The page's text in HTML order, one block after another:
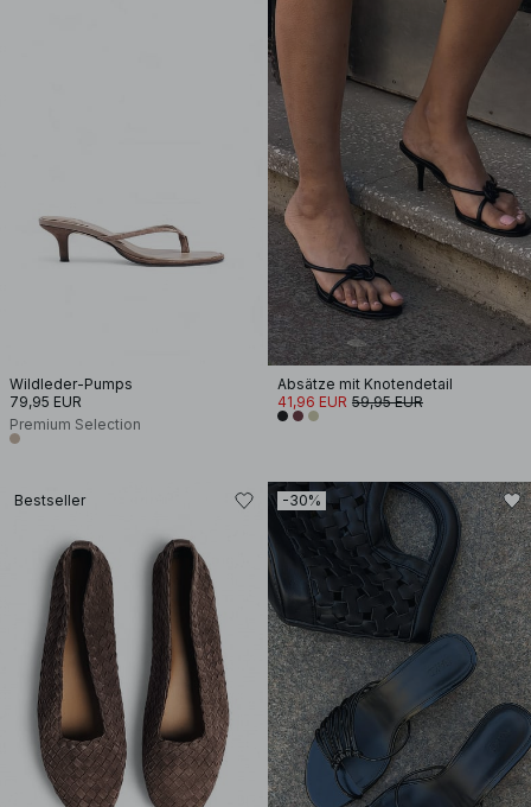
Wildleder-Pumps
79,95 EUR
Premium Selection
Absätze mit Knotendetail
41,96 EUR 59,95 EUR
Bestseller -30%